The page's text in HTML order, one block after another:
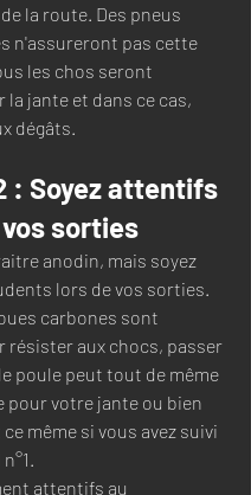
la route. Des pneus
n'assureront pas cette
les chos seront
la jante et dans ce cas,
dégâts.
: Soyez attentifs
sorties
anodin, mais soyez
lors de vos sorties.
carbones sont
résister aux chocs, passer
poule peut tout de même
pour votre jante ou bien
même si vous avez suivi
attentifs au